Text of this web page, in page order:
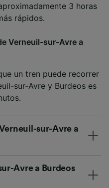
3 horas
rápidos.
Verneuil-sur-Avre a
un tren puede recorrer
sur-Avre y Burdeos es
sur-Avre a
Avre a Burdeos